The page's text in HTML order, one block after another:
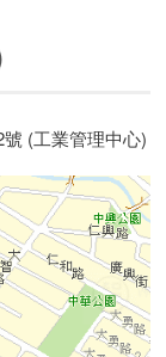
(工業管理中心)